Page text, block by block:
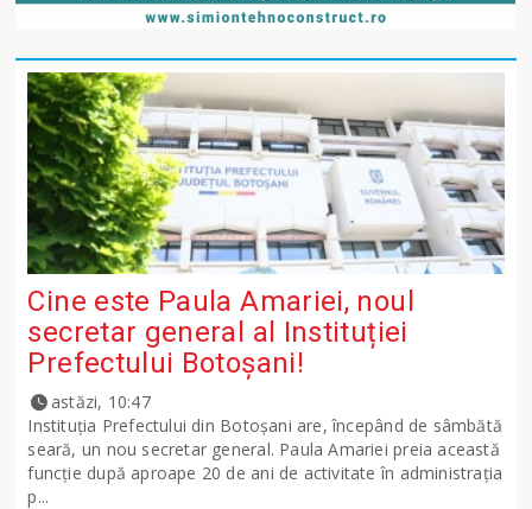
Cine este Paula Amariei, noul
secretar general al Instituției
Prefectului Botoșani!
astăzi, 10:47
Instituția Prefectului din Botoșani are, începând de sâmbătă
seară, un nou secretar general. Paula Amariei preia această
funcție după aproape 20 de ani de activitate în administrația
p...